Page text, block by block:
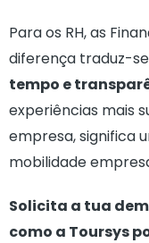
Para os RH, as
diferença traduz-
tempo e
experiências mais
empresa, significa
mobilidade
Solicita a tua
como a Toursys